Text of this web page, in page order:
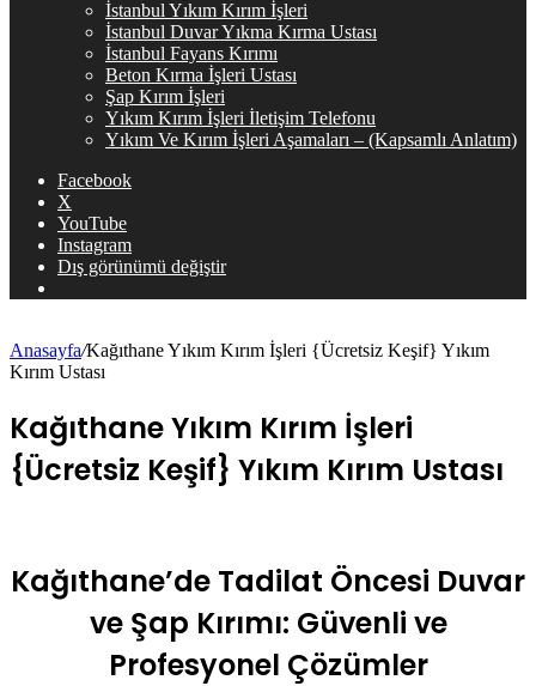
İstanbul Yıkım Kırım İşleri
İstanbul Duvar Yıkma Kırma Ustası
İstanbul Fayans Kırımı
Beton Kırma İşleri Ustası
Şap Kırım İşleri
Yıkım Kırım İşleri İletişim Telefonu
Yıkım Ve Kırım İşleri Aşamaları – (Kapsamlı Anlatım)
Facebook
X
YouTube
Instagram
Dış görünümü değiştir
Anasayfa/Kağıthane Yıkım Kırım İşleri {Ücretsiz Keşif} Yıkım
Kırım Ustası
Kağıthane Yıkım Kırım İşleri
{Ücretsiz Keşif} Yıkım Kırım Ustası
Kağıthane’de Tadilat Öncesi Duvar
ve Şap Kırımı: Güvenli ve
Profesyonel Çözümler